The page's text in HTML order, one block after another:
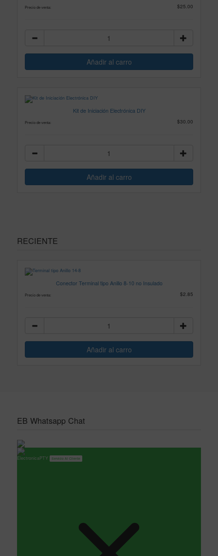
Precio de venta: $25.00
Kit de Iniciación Electrónica DIY
Precio de venta: $30.00
RECIENTE
Conector Terminal tipo Anillo 8-10 no Insulado
Precio de venta: $2.85
EB Whatsapp Chat
ElectronicaPTY Servicio Al Cliente